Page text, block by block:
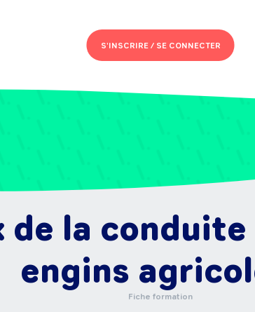
S'INSCRIRE /SE CONNECTER
de la
engins
Fiche formation